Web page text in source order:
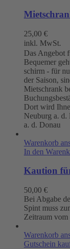
25,00 €
inkl. MwSt.
Das Angebot
Bequemer
schirm - für
der Saison,
Mietschrank
Dort wird
Neuburg a. d.
a. d. Donau
Warenkorb
In den
Kaution
50,00 €
Bei Abgabe
Spint muss
Zeitraum vom
Warenkorb
Gutschein